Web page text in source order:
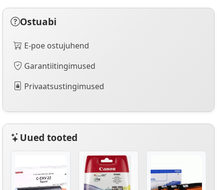
Ostuabi
E-poe ostujuhend
Garantiitingimused
Privaatsustingimused
Uued tooted